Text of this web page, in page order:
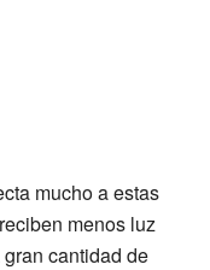
mucho a estas
menos luz
cantidad de